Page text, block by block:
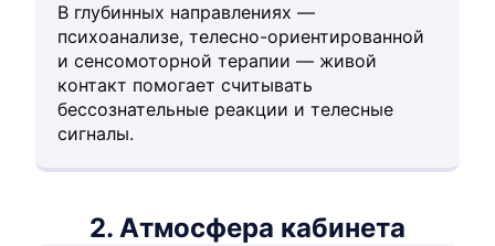
В глубинных направлениях —
психоанализе, телесно-ориентированной
и сенсомоторной терапии — живой
контакт помогает считывать
бессознательные реакции и телесные
сигналы.
2. Атмосфера кабинета